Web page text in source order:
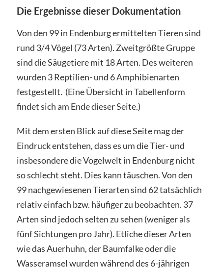
Die Ergebnisse dieser Dokumentation
Von den 99 in Endenburg ermittelten Tieren sind
rund 3/4 Vögel (73 Arten). Zweitgrößte Gruppe
sind die Säugetiere mit 18 Arten. Des weiteren
wurden 3 Reptilien- und 6 Amphibienarten
festgestellt. (Eine Übersicht in Tabellenform
findet sich am Ende dieser Seite.)
Mit dem ersten Blick auf diese Seite mag der
Eindruck entstehen, dass es um die Tier- und
insbesondere die Vogelwelt in Endenburg nicht
so schlecht steht. Dies kann täuschen. Von den
99 nachgewiesenen Tierarten sind 62 tatsächlich
relativ einfach bzw. häufiger zu beobachten. 37
Arten sind jedoch selten zu sehen (weniger als
fünf Sichtungen pro Jahr). Etliche dieser Arten
wie das Auerhuhn, der Baumfalke oder die
Wasseramsel wurden während des 6-jährigen